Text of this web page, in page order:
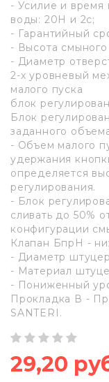
- Усилие и время
воды: 20Н и 2с;
- Гарантийный
- Высота
- Диаметр
2-х уровневый
малого пуска
блок
Блок
заданного
- Объем малого
удержания
определяется
регулирования.
- Блок
сливать до 50%
конфигурации
Клапан БпрН -
- Диаметр
- Материал
- Пониженный
Прокладка В -
SANTERI.
29,20